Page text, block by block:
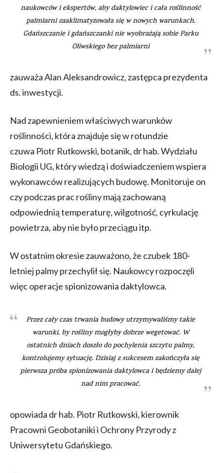
naukowców i ekspertów, aby daktylowiec i cała roślinność
palmiarni zaaklimatyzowała się w nowych warunkach.
Gdańszczanie i gdańszczanki nie wyobrażają sobie Parku
Oliwskiego bez palmiarni
zauważa Alan Aleksandrowicz, zastępca prezydenta
ds. inwestycji.
Nad zapewnieniem właściwych warunków
roślinności, która znajduje się w rotundzie
czuwa Piotr Rutkowski, botanik, dr hab. Wydziału
Biologii UG, który wiedzą i doświadczeniem wspiera
wykonawców realizujących budowę. Monitoruje on
czy podczas prac rośliny mają zachowaną
odpowiednią temperaturę, wilgotność, cyrkulację
powietrza, aby nie było przeciągu itp.
W ostatnim okresie zauważono, że czubek 180-
letniej palmy przechylił się. Naukowcy rozpoczęli
więc operacje spionizowania daktylowca.
Przez cały czas trwania budowy utrzymywaliśmy takie
warunki, by rośliny mogłyby dobrze wegetować. W
ostatnich dniach doszło do pochylenia szczytu palmy,
kontrolujemy sytuację. Dzisiaj z sukcesem zakończyła się
pierwsza próba spionizowania daktylowca i będziemy dalej
nad nim pracować.
opowiada dr hab. Piotr Rutkowski, kierownik
Pracowni Geobotaniki i Ochrony Przyrody z
Uniwersytetu Gdańskiego.